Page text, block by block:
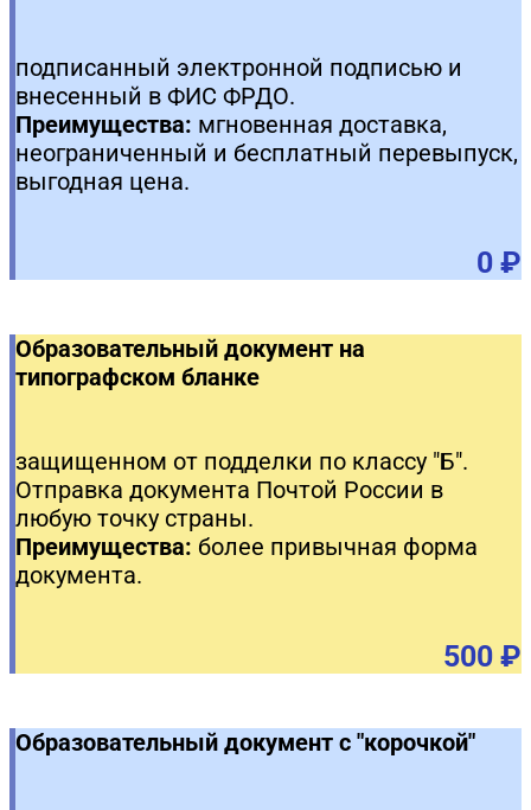
подписанный электронной подписью и
внесенный в ФИС ФРДО.
Преимущества: мгновенная доставка,
неограниченный и бесплатный перевыпуск,
выгодная цена.
0 ₽
Образовательный документ на
типографском бланке
защищенном от подделки по классу "Б".
Отправка документа Почтой России в
любую точку страны.
Преимущества: более привычная форма
документа.
500 ₽
Образовательный документ с "корочкой"